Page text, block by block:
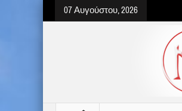
07 Αυγούστου, 2026